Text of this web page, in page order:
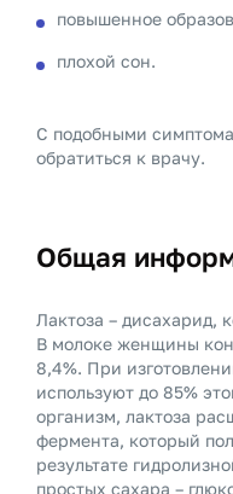
повышенное
плохой сон.
С подобными
обратиться к врачу.
Общая
Лактоза – дисахарид,
В молоке женщины
8,4%. При
используют до 85%
организм, лактоза
фермента, который
результате
простых сахара –